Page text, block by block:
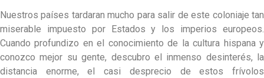
Nuestros países tardaran mucho para salir de este coloniaje tan
miserable impuesto por Estados y los imperios europeos.
Cuando profundizo en el conocimiento de la cultura hispana y
conozco mejor su gente, descubro el inmenso desinterés, la
distancia enorme, el casi desprecio de estos frívolos